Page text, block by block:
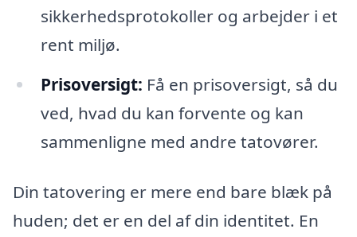
sikkerhedsprotokoller og arbejder i et
rent miljø.
Prisoversigt: Få en prisoversigt, så du
ved, hvad du kan forvente og kan
sammenligne med andre tatovører.
Din tatovering er mere end bare blæk på
huden; det er en del af din identitet. En